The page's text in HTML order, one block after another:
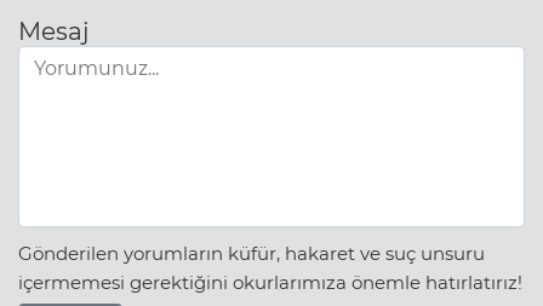
Mesaj
Gönderilen yorumların küfür, hakaret ve suç unsuru
içermemesi gerektiğini okurlarımıza önemle hatırlatırız!